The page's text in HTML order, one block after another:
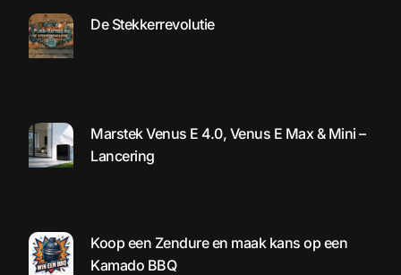
De Stekkerrevolutie
Marstek Venus E 4.0, Venus E Max & Mini –
Lancering
Koop een Zendure en maak kans op een
Kamado BBQ